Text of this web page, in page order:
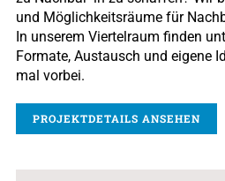
und Möglichkeitsräume für
In unserem Viertelraum finden
Formate, Austausch und eigene
mal vorbei.
PROJEKTDETAILS ANSEHEN